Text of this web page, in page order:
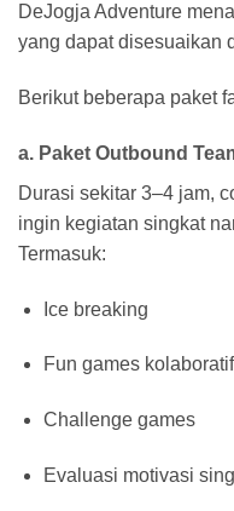
DeJogja Adventure
yang dapat disesuaikan
Berikut beberapa paket
a. Paket Outbound
Durasi sekitar 3–4 jam,
ingin kegiatan singkat
Termasuk:
Ice breaking
Fun games kolaboratif
Challenge games
Evaluasi motivasi